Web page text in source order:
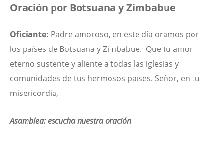
Oración por Botsuana y Zimbabue
Oficiante: Padre amoroso, en este día oramos por
los países de Botsuana y Zimbabue. Que tu amor
eterno sustente y aliente a todas las iglesias y
comunidades de tus hermosos países. Señor, en tu
misericordia,
Asamblea: escucha nuestra oración